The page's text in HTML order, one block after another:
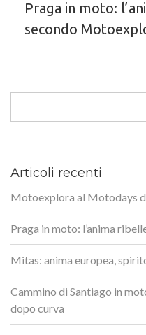
Praga in moto:
secondo
Articoli recenti
Motoexplora al Motodays
Praga in moto: l’anima
Mitas: anima europea,
Cammino di Santiago in
dopo curva